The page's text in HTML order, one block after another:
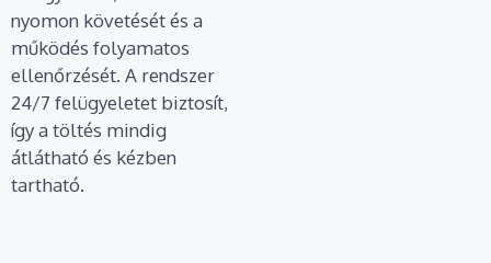
nyomon követését és a
működés folyamatos
ellenőrzését. A rendszer
24/7 felügyeletet biztosít,
így a töltés mindig
átlátható és kézben
tartható.